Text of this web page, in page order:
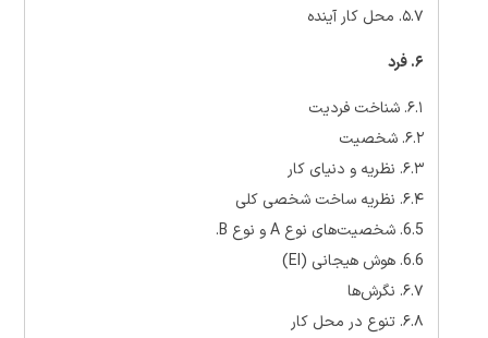
۵.۷. محل کار آینده
۶. فرد
۶.۱. شناخت فردیت
۶.۲. شخصیت
۶.۳. نظریه و دنیای کار
۶.۴. نظریه ساخت شخصی کلی
6.5. شخصیت‌های نوع A و نوع B.
6.6. هوش هیجانی (EI)
۶.۷. نگرش‌ها
۶.۸. تنوع در محل کار